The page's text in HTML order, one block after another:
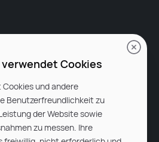
Cookies
und andere
Benutzerfreundlichkeit zu
der Website sowie
zu messen. Ihre